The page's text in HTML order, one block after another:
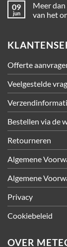
09
jun
Meer
van het
Offerte
Veelgestelde
Bestellen via de
Retourneren
Algemene
Algemene
Privacy
Cookiebeleid
OVER